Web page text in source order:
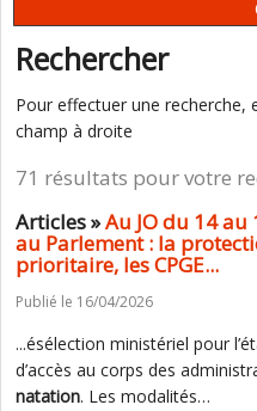
Rechercher
Pour effectuer une recherche,
champ à droite
71 résultats pour votre
Articles »Au JO du 14 au
au Parlement : la
prioritaire, les CPGE...
Publié le 16/04/2026
...ésélection ministériel pour
d’accès au corps des
natation. Les modalités…